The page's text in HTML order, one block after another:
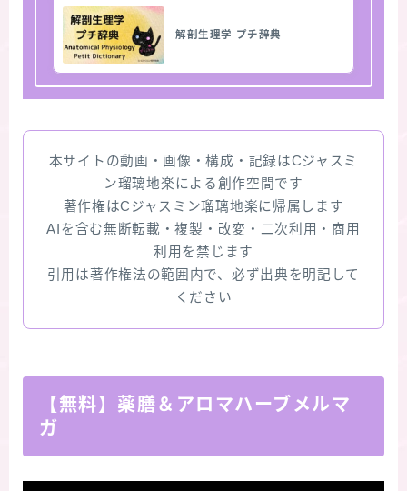
解剖生理学 プチ辞典
本サイトの動画・画像・構成・記録はCジャスミ
ン瑠璃地楽による創作空間です
著作権はCジャスミン瑠璃地楽に帰属します
AIを含む無断転載・複製・改変・二次利用・商用
利用を禁じます
引用は著作権法の範囲内で、必ず出典を明記して
ください
【無料】薬膳＆アロマハーブメルマ
ガ